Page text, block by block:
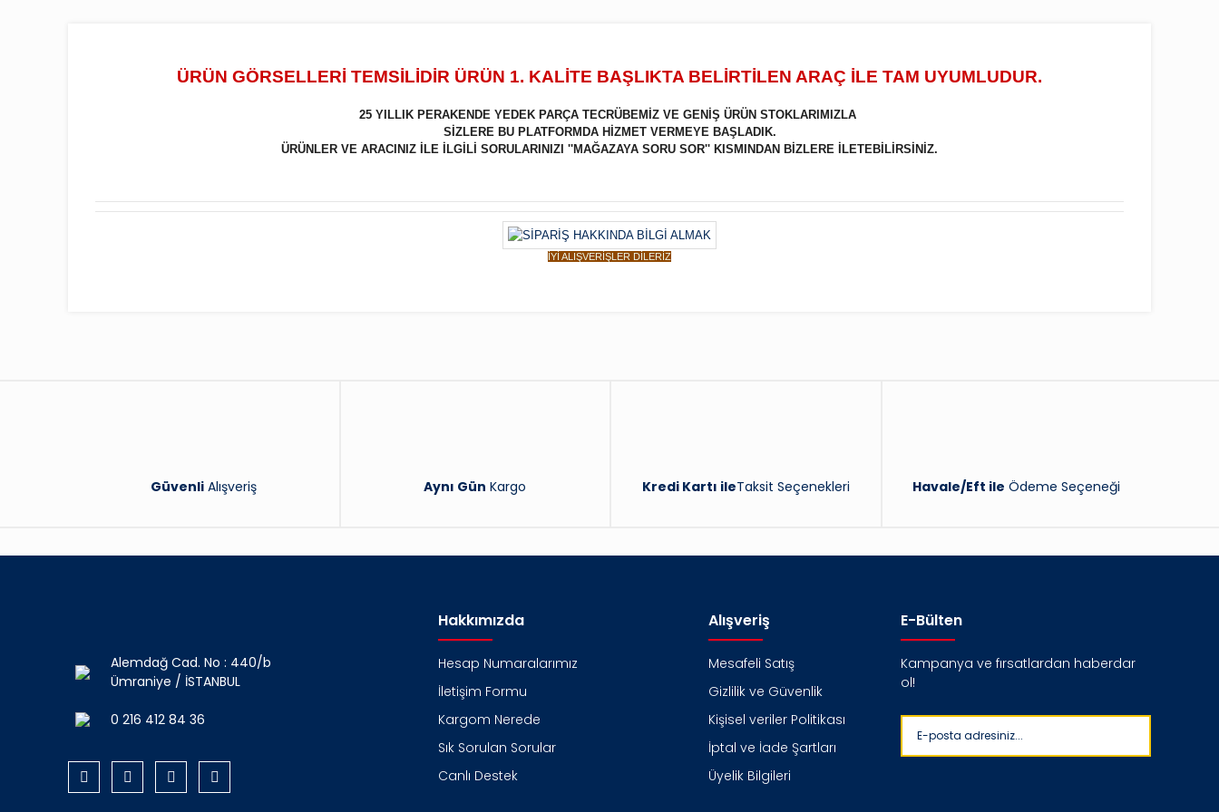
ÜRÜN GÖRSELLERİ TEMSİLİDİR ÜRÜN 1. KALİTE BAŞLIKTA BELİRTİLEN ARAÇ İLE TAM UYUMLUDUR.
25 YILLIK PERAKENDE YEDEK PARÇA TECRÜBEMİZ VE GENİŞ ÜRÜN STOKLARIMIZLA
SİZLERE BU PLATFORMDA HİZMET VERMEYE BAŞLADIK.
ÜRÜNLER VE ARACINIZ İLE İLGİLİ SORULARINIZI ''MAĞAZAYA SORU SOR'' KISMINDAN BİZLERE İLETEBİLİRSİNİZ.
İYİ ALIŞVERİŞLER DİLERİZ
GüvenliAlışveriş Aynı Gün Kargo Kredi Kartı ileTaksit Seçenekleri Havale/Eft ile Ödeme Seçeneği
Alemdağ Cad. No : 440/b
Ümraniye / İSTANBUL
0 216 412 84 36
Hakkımızda
Hesap Numaralarımız
İletişim Formu
Kargom Nerede
Sık Sorulan Sorular
Canlı Destek
Alışveriş
Mesafeli Satış
Gizlilik ve Güvenlik
Kişisel veriler Politikası
İptal ve İade Şartları
Üyelik Bilgileri
E-Bülten
Kampanya ve fırsatlardan haberdar
ol!